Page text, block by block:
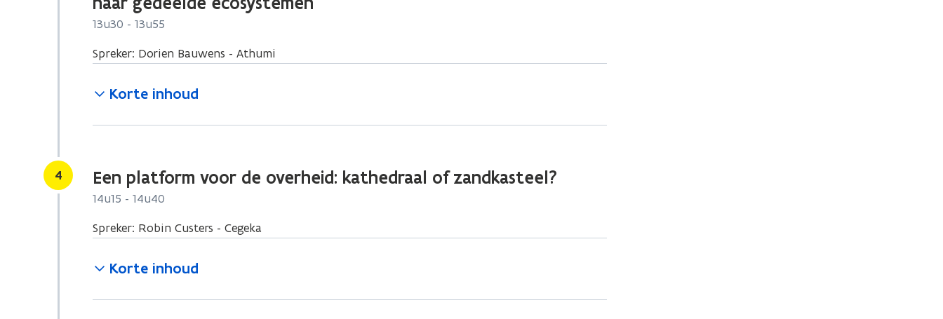
13u30 - 13u55
Spreker: Dorien Bauwens - Athumi
Korte inhoud
Stap
4 Een platform voor de overheid: kathedraal of zandkasteel?
14u15 - 14u40
Spreker: Robin Custers - Cegeka
Korte inhoud